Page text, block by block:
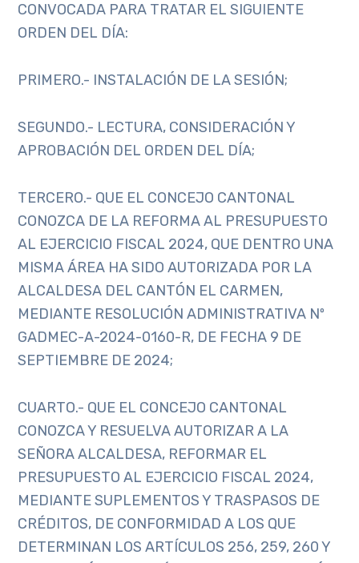
CONVOCADA PARA TRATAR EL SIGUIENTE
ORDEN DEL DÍA:
PRIMERO.- INSTALACIÓN DE LA SESIÓN;
SEGUNDO.- LECTURA, CONSIDERACIÓN Y
APROBACIÓN DEL ORDEN DEL DÍA;
TERCERO.- QUE EL CONCEJO CANTONAL
CONOZCA DE LA REFORMA AL PRESUPUESTO
AL EJERCICIO FISCAL 2024, QUE DENTRO UNA
MISMA ÁREA HA SIDO AUTORIZADA POR LA
ALCALDESA DEL CANTÓN EL CARMEN,
MEDIANTE RESOLUCIÓN ADMINISTRATIVA Nº
GADMEC-A-2024-0160-R, DE FECHA 9 DE
SEPTIEMBRE DE 2024;
CUARTO.- QUE EL CONCEJO CANTONAL
CONOZCA Y RESUELVA AUTORIZAR A LA
SEÑORA ALCALDESA, REFORMAR EL
PRESUPUESTO AL EJERCICIO FISCAL 2024,
MEDIANTE SUPLEMENTOS Y TRASPASOS DE
CRÉDITOS, DE CONFORMIDAD A LOS QUE
DETERMINAN LOS ARTÍCULOS 256, 259, 260 Y